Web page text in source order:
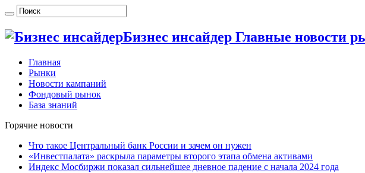
Бизнес инсайдер Главные новости
Главная
Рынки
Новости кампаний
Фондовый рынок
База знаний
Горячие новости
Что такое Центральный банк России и зачем он нужен
«Инвестпалата» раскрыла параметры второго этапа обмена активами
Индекс Мосбиржи показал сильнейшее дневное падение с начала 2024 года